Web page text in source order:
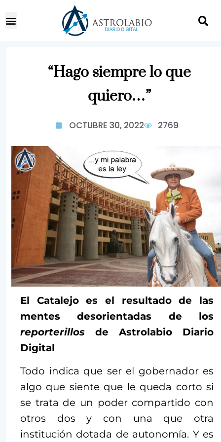
“Hago siempre lo que
quiero…”
OCTUBRE 30, 2022 2769
El Catalejo es el resultado de las
mentes desorientadas de los
reporterillos de Astrolabio Diario
Digital
Todo indica que ser el gobernador es
algo que siente que le queda corto si
se trata de un poder compartido con
otros dos y con una que otra
institución dotada de autonomía. Y es